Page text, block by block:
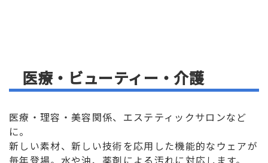
医療・ビューティー・介護
医療・理容・美容関係、エステティックサロンなど
に。
新しい素材、新しい技術を応用した機能的なウェアが